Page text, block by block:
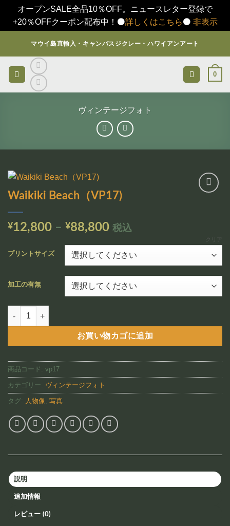
オープンSALE全品10％OFF。ニュースレター登録で
+20％OFFクーポン配布中！⚫️詳しくはこちら⚫️ 非表示
マウイ島直輸入・キャンバスジクレー・ハワイアンアート
0
ヴィンテージフォト
Waikiki Beach（VP17)
¥12,800 – ¥88,800価
帯:
¥12,800
–
¥88,800
税込
プリントサイズ
加工の有無
クリア
Waikiki Beach（VP17)個
お買い物カゴに追加
商品コード: vp17
カテゴリー: ヴィンテージフォト
タグ: 人物像, 写真
説明
追加情報
レビュー (0)